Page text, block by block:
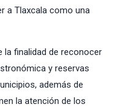
a Tlaxcala como una
la finalidad de reconocer
y reservas
además de
la atención de los